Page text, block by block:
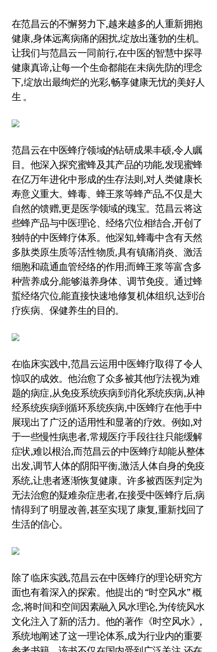
在范昌云的不懈努力下,越来越多的人重新拥抱
健康,身体远离病痛的困扰,绽放出蓬勃的生机。
让我们与范昌云一同前行,在中医的智慧中探寻
健康真谛,让每一个生命都能在未病先防的理念
下,绽放出最绚烂的光彩,畅享健康无忧的美好人
生 。
范昌云在中医蜂疗领域的钻研成果丰硕,令人瞩
目。他深入探究蜜蜂及其产品的功能,发现蜜蜂
在亿万年进化中形成的生存法则,对人类健康长
寿意义重大。蜂毒、蜂王浆等蜂产品,不仅是大
自然的馈赠,更是医学领域的瑰宝。范昌云将这
些蜂产品与中医理论、经络穴位相结合,开创了
独特的中医蜂疗体系。他深知,蜂毒中含有天然
多肽类原生质等活性物质,具有镇痛消炎、激活
细胞和疏通血管经络的作用;而蜂王浆等富含多
种营养成分,能够滋养身体、调节免疫。通过蜂
蜇经络穴位,能直接快速地修复机体组织,达到治
疗疾病、保健养生的目的。
在临床实践中,范昌云运用中医蜂疗取得了令人
惊叹的成效。他治愈了众多被其他疗法视为难
题的病症,从免疫系统疾病到消化系统疾病,从神
经系统疾病到循环系统疾病,中医蜂疗在他手中
展现出了广泛的适用性和显著的疗效。例如,对
于一些慢性病患者,常规医疗手段往往只能缓解
症状,难以根治,而范昌云的中医蜂疗却能从整体
出发,调节人体的阴阳平衡,激活人体自身的免疫
系统,让患者逐渐恢复健康。许多被西医判定为
无法治愈的疑难杂症患者,在接受中医蜂疗后,病
情得到了明显改善,甚至实现了康复,重新找回了
生活的信心。
除了临床实践,范昌云在中医蜂疗的理论研究方
面也有着深入的探索。他提出的 “时空风水” 概
念,将时间和空间因素融入风水理论,为传统风水
文化注入了新的活力。他的著作《时空风水》,
系统地阐述了这一理论体系,成为行业内的重要